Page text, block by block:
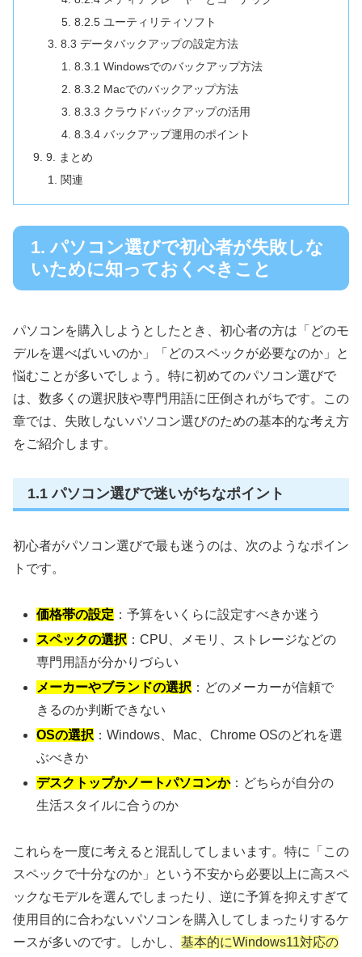
8.2.5 ユーティリティソフト
8.3 データバックアップの設定方法
8.3.1 Windowsでのバックアップ方法
8.3.2 Macでのバックアップ方法
8.3.3 クラウドバックアップの活用
8.3.4 バックアップ運用のポイント
9. まとめ
関連
1. パソコン選びで初心者が失敗しな
いために知っておくべきこと
パソコンを購入しようとしたとき、初心者の方は「どのモ
デルを選べばいいのか」「どのスペックが必要なのか」と
悩むことが多いでしょう。特に初めてのパソコン選びで
は、数多くの選択肢や専門用語に圧倒されがちです。この
章では、失敗しないパソコン選びのための基本的な考え方
をご紹介します。
1.1 パソコン選びで迷いがちなポイント
初心者がパソコン選びで最も迷うのは、次のようなポイン
トです。
価格帯の設定 ：予算をいくらに設定すべきか迷う
スペックの選択 ：CPU、メモリ、ストレージなどの
専門用語が分かりづらい
メーカーやブランドの選択 ：どのメーカーが信頼で
きるのか判断できない
OSの選択 ：Windows、Mac、Chrome OSのどれを選
ぶべきか
デスクトップかノートパソコンか：どちらが自分の
生活スタイルに合うのか
これらを一度に考えると混乱してしまいます。特に「この
スペックで十分なのか」という不安から必要以上に高スペ
ックなモデルを選んでしまったり、逆に予算を抑えすぎて
使用目的に合わないパソコンを購入してしまったりするケ
ースが多いのです。しかし、 基本的にWindows11対応の